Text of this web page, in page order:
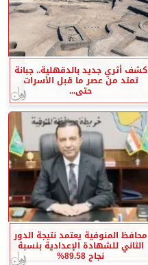
كشف أثري جديد بالدقهلية.. جبانة
تمتد من عصر ما قبل الأسرات
حتى...
محافظ المنوفية يعتمد نتيجة الدور
الثاني للشهادة الإعدادية بنسبة
نجاح 89.58%